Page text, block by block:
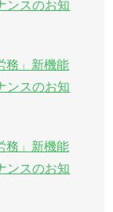
ンスのお知
務」新機能
ンスのお知
務」新機能
ンスのお知